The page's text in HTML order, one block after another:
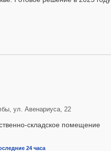
ул. Авенариуса, 22
складское помещение
24 часа